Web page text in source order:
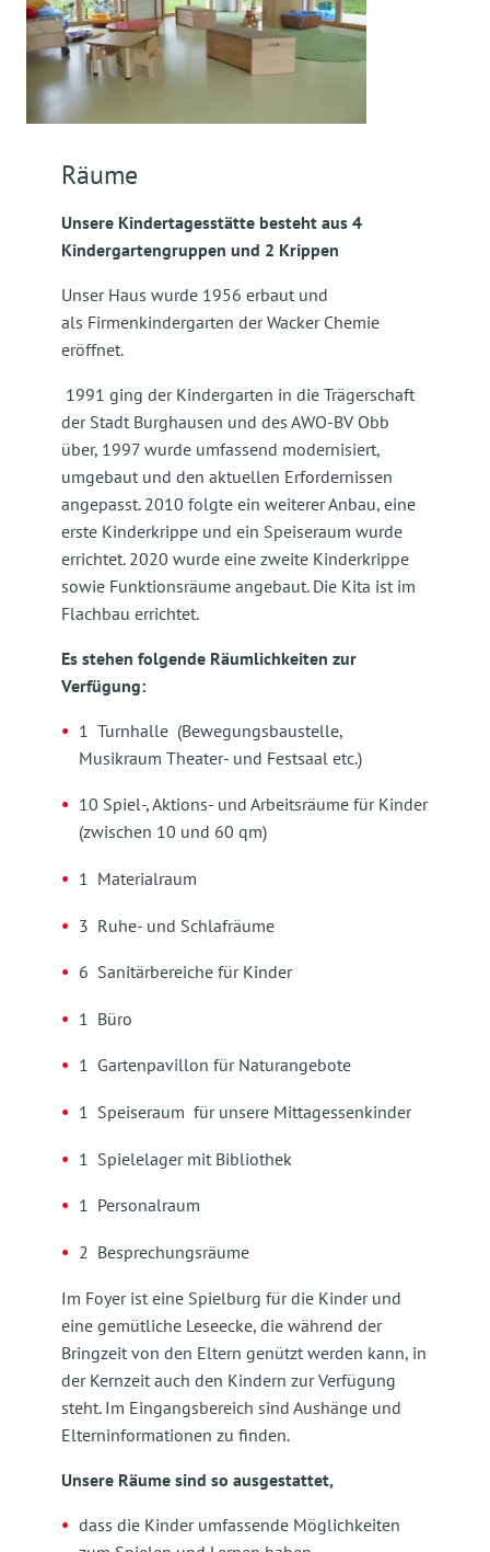
Räume
Unsere Kindertagesstätte besteht aus 4
Kindergartengruppen und 2 Krippen
Unser Haus wurde 1956 erbaut und
als Firmenkindergarten der Wacker Chemie
eröffnet.
1991 ging der Kindergarten in die Trägerschaft
der Stadt Burghausen und des AWO-BV Obb
über, 1997 wurde umfassend modernisiert,
umgebaut und den aktuellen Erfordernissen
angepasst. 2010 folgte ein weiterer Anbau, eine
erste Kinderkrippe und ein Speiseraum wurde
errichtet. 2020 wurde eine zweite Kinderkrippe
sowie Funktionsräume angebaut. Die Kita ist im
Flachbau errichtet.
Es stehen folgende Räumlichkeiten zur
Verfügung:
1 Turnhalle (Bewegungsbaustelle,
Musikraum Theater- und Festsaal etc.)
10 Spiel-, Aktions- und Arbeitsräume für Kinder
(zwischen 10 und 60 qm)
1 Materialraum
3 Ruhe- und Schlafräume
6 Sanitärbereiche für Kinder
1 Büro
1 Gartenpavillon für Naturangebote
1 Speiseraum für unsere Mittagessenkinder
1 Spielelager mit Bibliothek
1 Personalraum
2 Besprechungsräume
Im Foyer ist eine Spielburg für die Kinder und
eine gemütliche Leseecke, die während der
Bringzeit von den Eltern genützt werden kann, in
der Kernzeit auch den Kindern zur Verfügung
steht. Im Eingangsbereich sind Aushänge und
Elterninformationen zu finden.
Unsere Räume sind so ausgestattet,
dass die Kinder umfassende Möglichkeiten